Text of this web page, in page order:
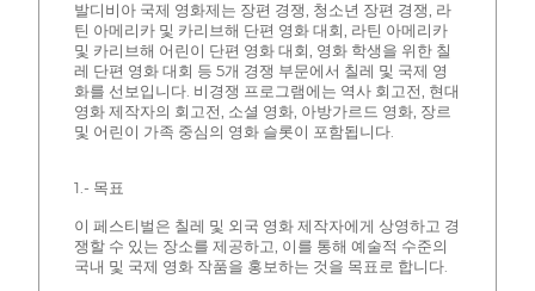
발디비아 국제 영화제는 장편 경쟁, 청소년 장편 경쟁, 라
틴 아메리카 및 카리브해 단편 영화 대회, 라틴 아메리카
및 카리브해 어린이 단편 영화 대회, 영화 학생을 위한 칠
레 단편 영화 대회 등 5개 경쟁 부문에서 칠레 및 국제 영
화를 선보입니다. 비경쟁 프로그램에는 역사 회고전, 현대
영화 제작자의 회고전, 소셜 영화, 아방가르드 영화, 장르
및 어린이 가족 중심의 영화 슬롯이 포함됩니다.
1.- 목표
이 페스티벌은 칠레 및 외국 영화 제작자에게 상영하고 경
쟁할 수 있는 장소를 제공하고, 이를 통해 예술적 수준의
국내 및 국제 영화 작품을 홍보하는 것을 목표로 합니다.